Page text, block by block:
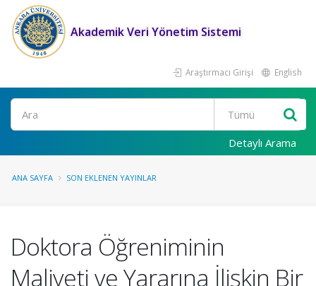
Akademik Veri Yönetim Sistemi
Araştırmacı Girişi English
Ara
Detaylı Arama
ANA SAYFA SON EKLENEN YAYINLAR
Doktora Öğreniminin
Maliyeti ve Yararına İlişkin Bir